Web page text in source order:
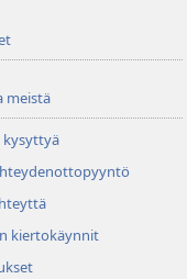
meistä
kysyttyä
kiertokäynnit